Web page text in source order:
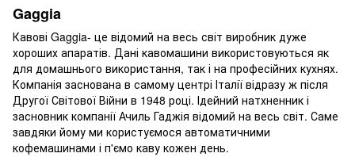
Gaggia
Кавові Gaggia- це відомий на весь світ виробник дуже
хороших апаратів. Дані кавомашини використовуються як
для домашнього використання, так і на професійних кухнях.
Компанія заснована в самому центрі Італії відразу ж після
Другої Світової Війни в 1948 році. Ідейний натхненник і
засновник компанії Ачиль Гаджія відомий на весь світ. Саме
завдяки йому ми користуємося автоматичними
кофемашинами і п'ємо каву кожен день.